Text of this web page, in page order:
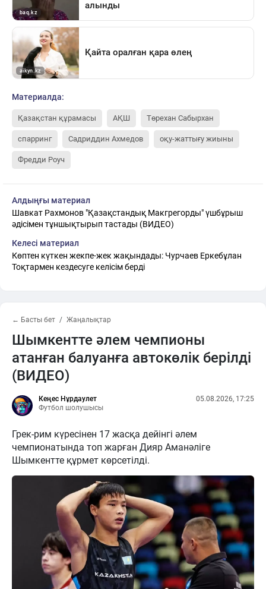
Материалда:
Қазақстан құрамасы АҚШ Төрехан Сабырхан
спарринг Садриддин Ахмедов оқу-жаттығу жиыны
Фредди Роуч
Алдыңғы материал
Шавкат Рахмонов "Қазақстандық Макгрегорды" үшбұрыш
әдісімен тұншықтырып тастады (ВИДЕО)
Келесі материал
Көптен күткен жекпе-жек жақындады: Чурчаев Еркебұлан
Тоқтармен кездесуге келісім берді
← Басты бет Жаңалықтар
Шымкентте әлем чемпионы
атанған балуанға автокөлік берілді
(ВИДЕО)
Кеңес Нұрдаулет
Футбол шолушысы
05.08.2026, 17:25
Грек-рим күресінен 17 жасқа дейінгі әлем
чемпионатында топ жарған Дияр Аманәліге
Шымкентте құрмет көрсетілді.